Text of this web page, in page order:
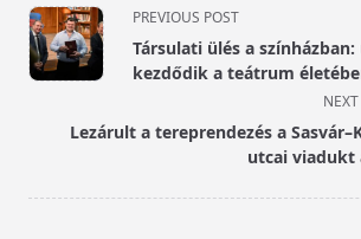
<span
class="nav-
subtitle
reader-
PREVIOUS POST
Társulati ülés a
kezdődik a teátrum
Lezárult a tereprendezés a
utcai viadukt